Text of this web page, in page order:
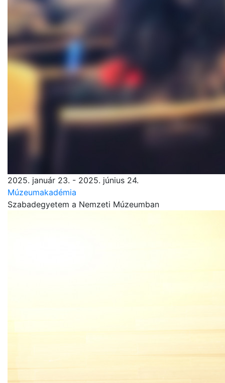
2025. január 23. - 2025. június 24.
Múzeumakadémia
Szabadegyetem a Nemzeti Múzeumban